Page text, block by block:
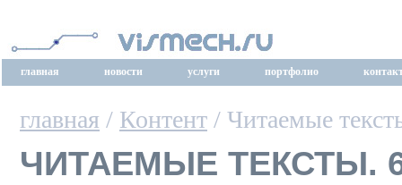
главная новости услуги портфолио
главная / Контент / Читаемые
ЧИТАЕМЫЕ ТЕКСТЫ.